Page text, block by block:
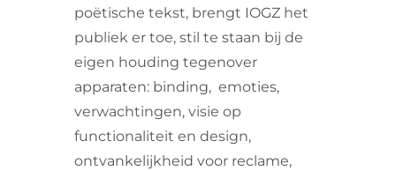
poëtische tekst, brengt IOGZ het
publiek er toe, stil te staan bij de
eigen houding tegenover
apparaten: binding, emoties,
verwachtingen, visie op
functionaliteit en design,
ontvankelijkheid voor reclame,